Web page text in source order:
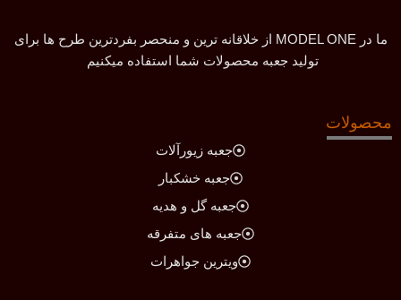
ما در MODEL ONE از خلاقانه ترین و منحصر بفردترین طرح ها برای
تولید جعبه محصولات شما استفاده میکنیم
محصولات
جعبه زیورآلات
جعبه خشکبار
جعبه گل و هدیه
جعبه های متفرقه
ویترین جواهرات